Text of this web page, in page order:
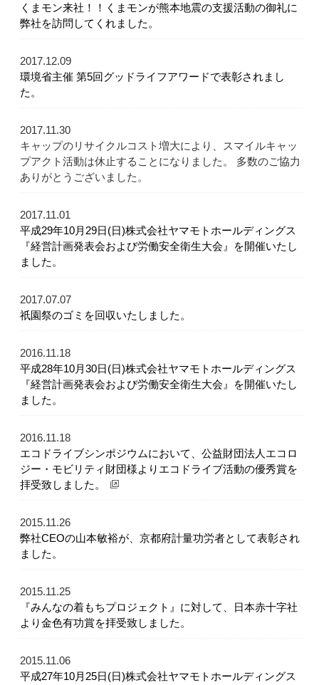
くまモン来社！！くまモンが熊本地震の支援活動の御礼に
弊社を訪問してくれました。
2017.12.09
環境省主催 第5回グッドライフアワードで表彰されまし
た。
2017.11.30
キャップのリサイクルコスト増大により、スマイルキャッ
プアクト活動は休止することになりました。 多数のご協力
ありがとうございました。
2017.11.01
平成29年10月29日(日)株式会社ヤマモトホールディングス
『経営計画発表会および労働安全衛生大会』を開催いたし
ました。
2017.07.07
祇園祭のゴミを回収いたしました。
2016.11.18
平成28年10月30日(日)株式会社ヤマモトホールディングス
『経営計画発表会および労働安全衛生大会』を開催いたし
ました。
2016.11.18
エコドライブシンポジウムにおいて、公益財団法人エコロ
ジー・モビリティ財団様よりエコドライブ活動の優秀賞を
拝受致しました。
2015.11.26
弊社CEOの山本敏裕が、京都府計量功労者として表彰され
ました。
2015.11.25
『みんなの着もちプロジェクト』に対して、日本赤十字社
より金色有功賞を拝受致しました。
2015.11.06
平成27年10月25日(日)株式会社ヤマモトホールディングス